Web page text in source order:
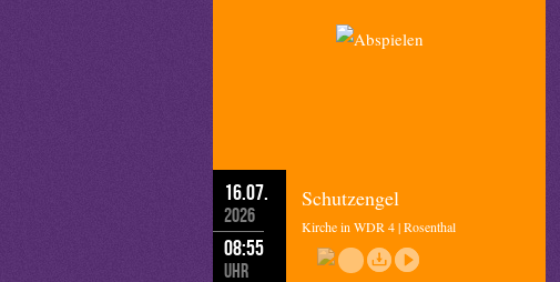
16.07.
2026
08:55
Uhr
Schutzengel
Kirche in WDR 4 | Rosenthal